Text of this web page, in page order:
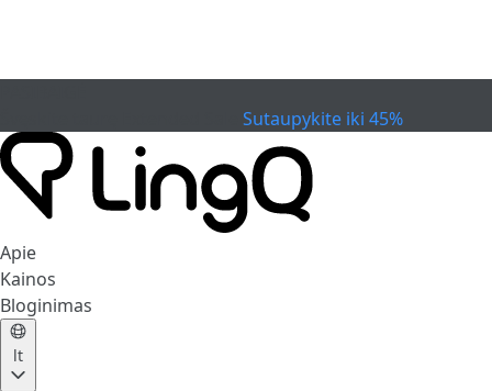
Sutaupykite iki 45%
Apie
Kainos
Bloginimas
lt